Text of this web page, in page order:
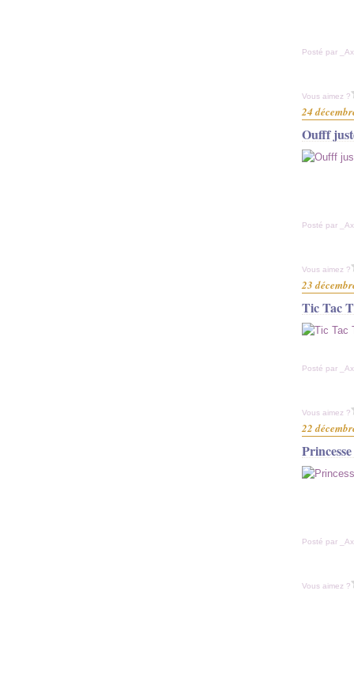
Posté par
Vous aimez ?
24
Oufff
Posté par
Vous aimez ?
23
Tic Tac
Posté par
Vous aimez ?
22
Posté par
Vous aimez ?